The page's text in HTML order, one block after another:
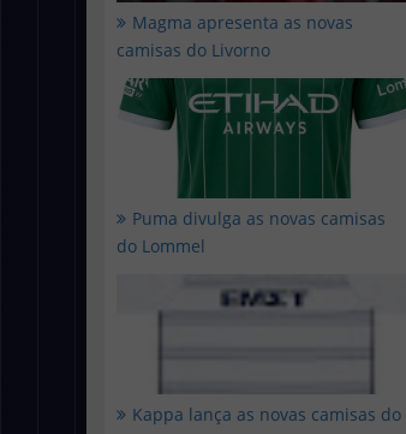
Magma apresenta as novas
camisas do Livorno
Puma divulga as novas camisas
do Lommel
Kappa lança as novas camisas do